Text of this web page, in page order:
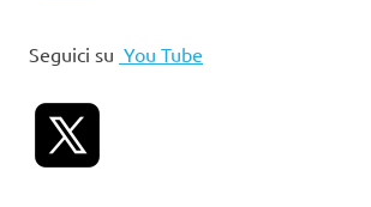
Seguici su You Tube